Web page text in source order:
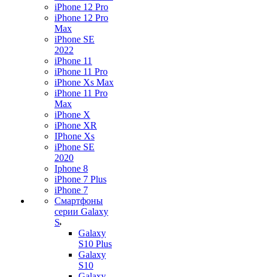
iPhone 12 Pro
iPhone 12 Pro
Max
iPhone SE
2022
iPhone 11
iPhone 11 Pro
iPhone Xs Max
iPhone 11 Pro
Max
iPhone X
iPhone XR
IPhone Xs
iPhone SE
2020
Iphone 8
iPhone 7 Plus
iPhone 7
Смартфоны
серии Galaxy
S
Galaxy
S10 Plus
Galaxy
S10